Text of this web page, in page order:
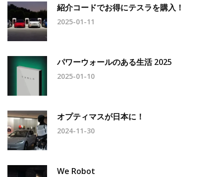
紹介コードでお得にテスラを購入！
2025-01-11
パワーウォールのある生活 2025
2025-01-10
オプティマスが日本に！
2024-11-30
We Robot